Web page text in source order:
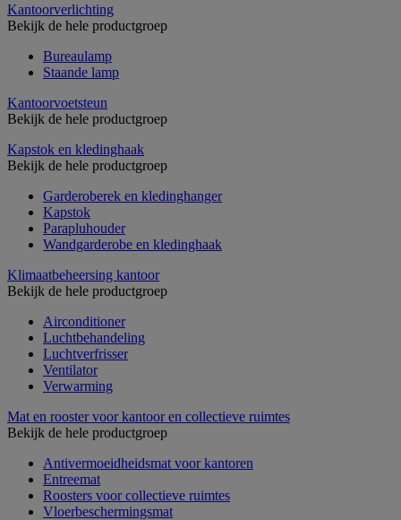
Kantoorverlichting
Bekijk de hele productgroep
Bureaulamp
Staande lamp
Kantoorvoetsteun
Bekijk de hele productgroep
Kapstok en kledinghaak
Bekijk de hele productgroep
Garderoberek en kledinghanger
Kapstok
Parapluhouder
Wandgarderobe en kledinghaak
Klimaatbeheersing kantoor
Bekijk de hele productgroep
Airconditioner
Luchtbehandeling
Luchtverfrisser
Ventilator
Verwarming
Mat en rooster voor kantoor en collectieve ruimtes
Bekijk de hele productgroep
Antivermoeidheidsmat voor kantoren
Entreemat
Roosters voor collectieve ruimtes
Vloerbeschermingsmat